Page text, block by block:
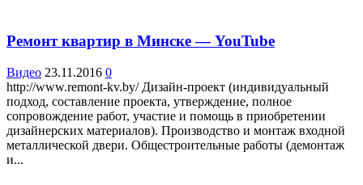
Ремонт квартир в Минске — YouTube
Видео 23.11.2016 0
http://www.remont-kv.by/ Дизайн-проект (индивидуальный
подход, составление проекта, утверждение, полное
сопровождение работ, участие и помощь в приобретении
дизайнерских материалов). Производство и монтаж входной
металлической двери. Общестроительные работы (демонтаж
и...